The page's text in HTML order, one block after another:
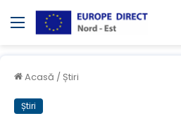
Meniul
Acasă / Știri
Știri